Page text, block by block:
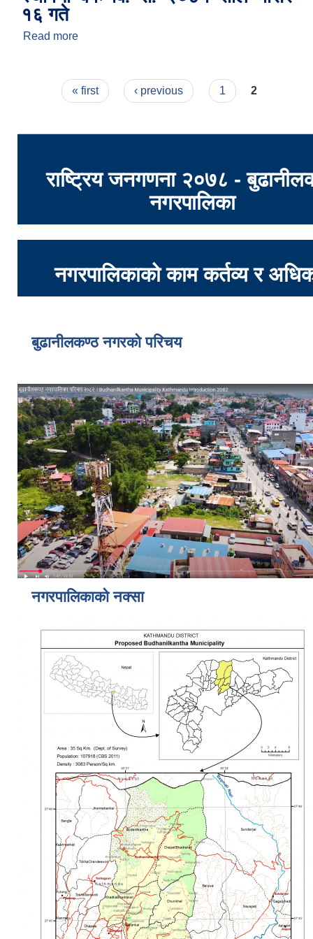
१६ गते
Read more
Pages« first ‹ previous 1 2
राष्ट्रिय जनगणना २०७८ -
नगरपालिका
नगरपालिकाको काम कर्तव्य र
बुढानीलकण्ठ नगरको परिचय
नगरपालिकाको नक्सा